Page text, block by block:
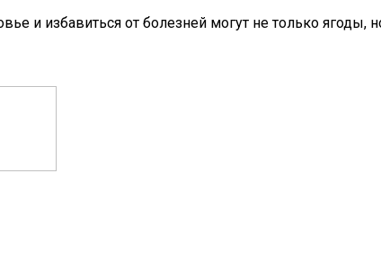
и избавиться от болезней могут не только ягоды,